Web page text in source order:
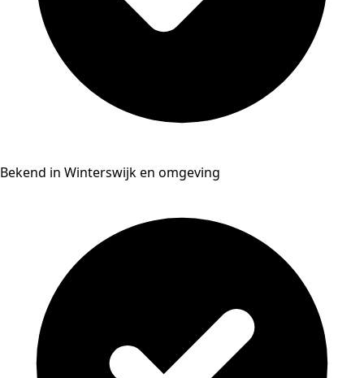
Bekend in Winterswijk en omgeving